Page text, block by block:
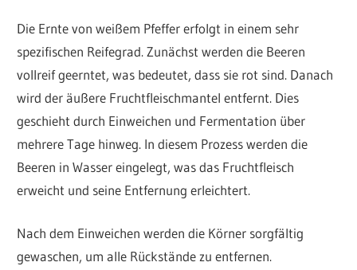
Die Ernte von weißem Pfeffer erfolgt in einem sehr
spezifischen Reifegrad. Zunächst werden die Beeren
vollreif geerntet, was bedeutet, dass sie rot sind. Danach
wird der äußere Fruchtfleischmantel entfernt. Dies
geschieht durch Einweichen und Fermentation über
mehrere Tage hinweg. In diesem Prozess werden die
Beeren in Wasser eingelegt, was das Fruchtfleisch
erweicht und seine Entfernung erleichtert.
Nach dem Einweichen werden die Körner sorgfältig
gewaschen, um alle Rückstände zu entfernen.